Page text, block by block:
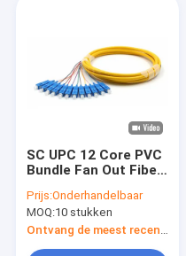
SC UPC 12 Core PVC
Bundle Fan Out Fiber
Mode OS2 Gele jas
Prijs:Onderhandelbaar
MOQ:10 stukken